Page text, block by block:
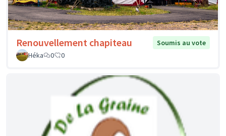
Renouvellement chapiteau
Soumis au vote
Héka
0 0